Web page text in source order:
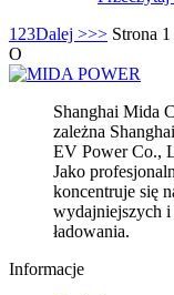
1 23Dalej >>> Strona
O
Shanghai Mida
zależna
EV Power Co.,
Jako
koncentruje się
wydajniejszych i
ładowania.
Informacje